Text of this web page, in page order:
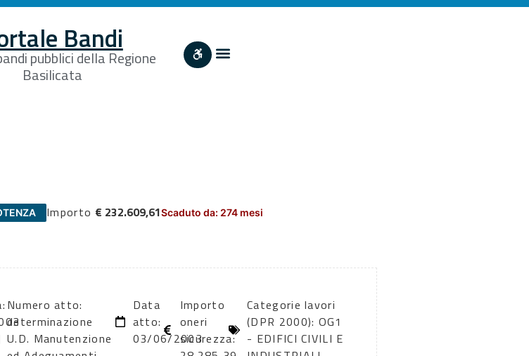
Bandi
pubblici della Regione
Basilicata
Importo € 232.609,61Scaduto da: 274 mesi
Numero atto:
determinazione
U.D. Manutenzione
Data
atto:
03/06/2003
Importo
oneri
sicurezza:
Categorie lavori
(DPR 2000): OG1
- EDIFICI CIVILI E